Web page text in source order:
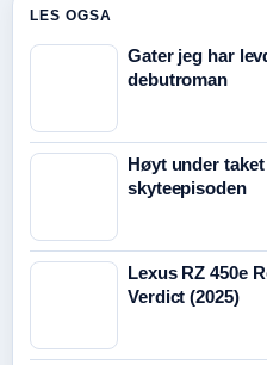
LES OGSA
Gater jeg har
debutroman
Høyt under
skyteepisoden
Lexus RZ 450e
Verdict (2025)